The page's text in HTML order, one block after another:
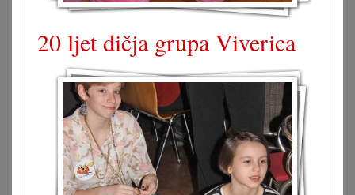
20 ljet dičja grupa Viverica